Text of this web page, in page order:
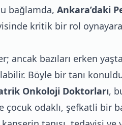
bağlamda, Ankara’daki
kritik bir rol
bazıları erken
Böyle bir tanı
Onkoloji Doktorları,
odaklı, şefkatli bir